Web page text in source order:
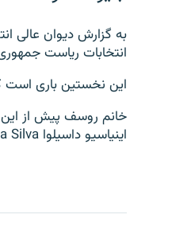
انتخاب کنید و بشنوید
برنامه‌های رادیویی
فرکانس‌ها
چندرسانه‌ای
گزارش‌های تصویری
گزارش‌های ویدئویی
انتخابات ریاست
این نخستین باری است
خانم روسف پیش از این
اینیاسیو داسیلوا Luiz Inacio Lula da Silva خدمت کرده است.